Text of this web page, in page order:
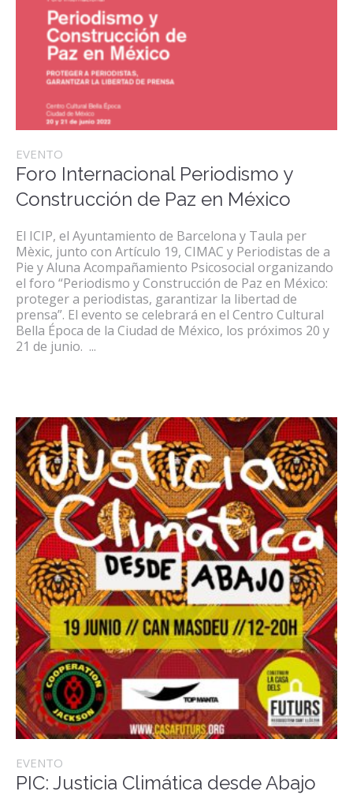
EVENTO
Foro Internacional Periodismo y
Construcción de Paz en México
El ICIP, el Ayuntamiento de Barcelona y Taula per
Mèxic, junto con Artículo 19, CIMAC y Periodistas de a
Pie y Aluna Acompañamiento Psicosocial organizando
el foro “Periodismo y Construcción de Paz en México:
proteger a periodistas, garantizar la libertad de
prensa”. El evento se celebrará en el Centro Cultural
Bella Época de la Ciudad de México, los próximos 20 y
21 de junio. ...
EVENTO
PIC: Justicia Climática desde Abajo